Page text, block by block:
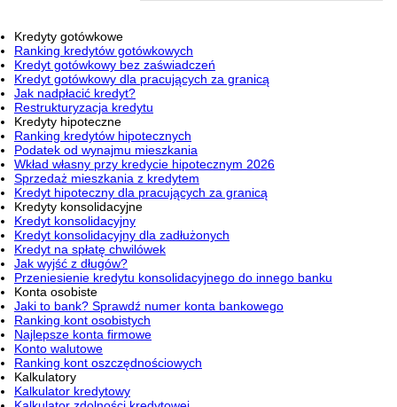
Kredyty gotówkowe
Ranking kredytów gotówkowych
Kredyt gotówkowy bez zaświadczeń
Kredyt gotówkowy dla pracujących za granicą
Jak nadpłacić kredyt?
Restrukturyzacja kredytu
Kredyty hipoteczne
Ranking kredytów hipotecznych
Podatek od wynajmu mieszkania
Wkład własny przy kredycie hipotecznym 2026
Sprzedaż mieszkania z kredytem
Kredyt hipoteczny dla pracujących za granicą
Kredyty konsolidacyjne
Kredyt konsolidacyjny
Kredyt konsolidacyjny dla zadłużonych
Kredyt na spłatę chwilówek
Jak wyjść z długów?
Przeniesienie kredytu konsolidacyjnego do innego banku
Konta osobiste
Jaki to bank? Sprawdź numer konta bankowego
Ranking kont osobistych
Najlepsze konta firmowe
Konto walutowe
Ranking kont oszczędnościowych
Kalkulatory
Kalkulator kredytowy